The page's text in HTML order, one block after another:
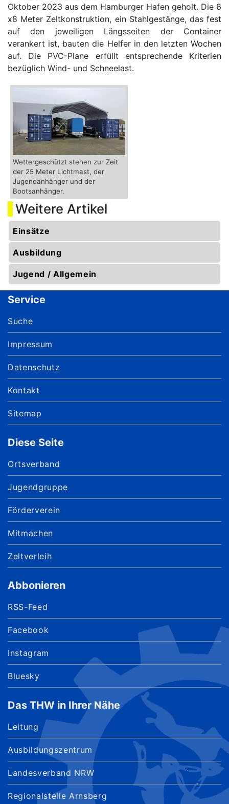
Oktober 2023 aus dem Hamburger Hafen geholt. Die 6
x8 Meter Zeltkonstruktion, ein Stahlgestänge, das fest
auf den jeweiligen Längsseiten der Container
verankert ist, bauten die Helfer in den letzten Wochen
auf. Die PVC-Plane erfüllt entsprechende Kriterien
bezüglich Wind- und Schneelast.
Wettergeschützt stehen zur Zeit
der 25 Meter Lichtmast, der
Jugendanhänger und der
Bootsanhänger.
Weitere Artikel
Einsätze
Ausbildung
Jugend / Allgemein
Service
Suche
Impressum
Datenschutz
Kontakt
Sitemap
Diese Seite
Ortsverband
Jugendgruppe
Förderverein
Mitmachen
Zeltverleih
Abbonieren
RSS-Feed
Facebook
Instagram
Bluesky
Das THW in Ihrer Nähe
Leitung
Ausbildungszentrum
Landesverband NRW
Regionalstelle Arnsberg